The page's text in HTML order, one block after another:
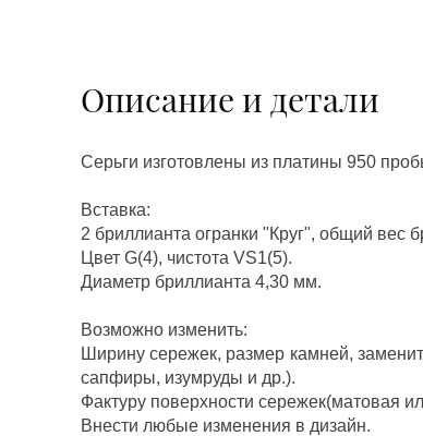
Описание и детали
Серьги изготовлены из платины 950
Вставка:
2 бриллианта огранки "Круг", общий вес
Цвет G(4), чистота VS1(5).
Диаметр бриллианта 4,30 мм.
Возможно изменить:
Ширину сережек, размер камней,
сапфиры, изумруды и др.).
Фактуру поверхности сережек(матовая
Внести любые изменения в дизайн.